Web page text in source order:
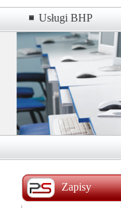
Usługi BHP
Zapisy